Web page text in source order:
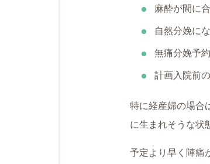
麻酔が間に
自然分娩に
無痛分娩予
計画入院前
特に経産婦の場合
に生まれそうな状
予定より早く陣痛